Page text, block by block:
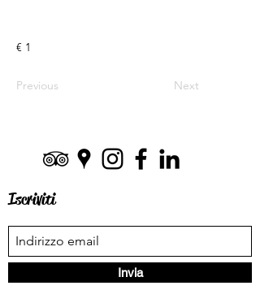
€ 1
Previous Next
Iscriviti
Invia